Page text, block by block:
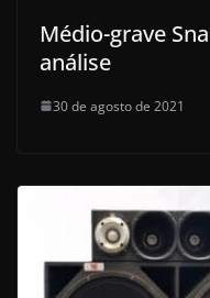
Médio-grave
análise
30 de agosto de 2021